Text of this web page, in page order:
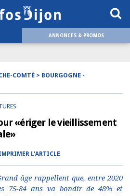
ANNONCES & PROMOS
COMTÉ > BOURGOGNE -
«ériger le vieillissement
L'ARTICLE
âge rappellent que, entre 2020
75-84 ans va bondir de 48% et